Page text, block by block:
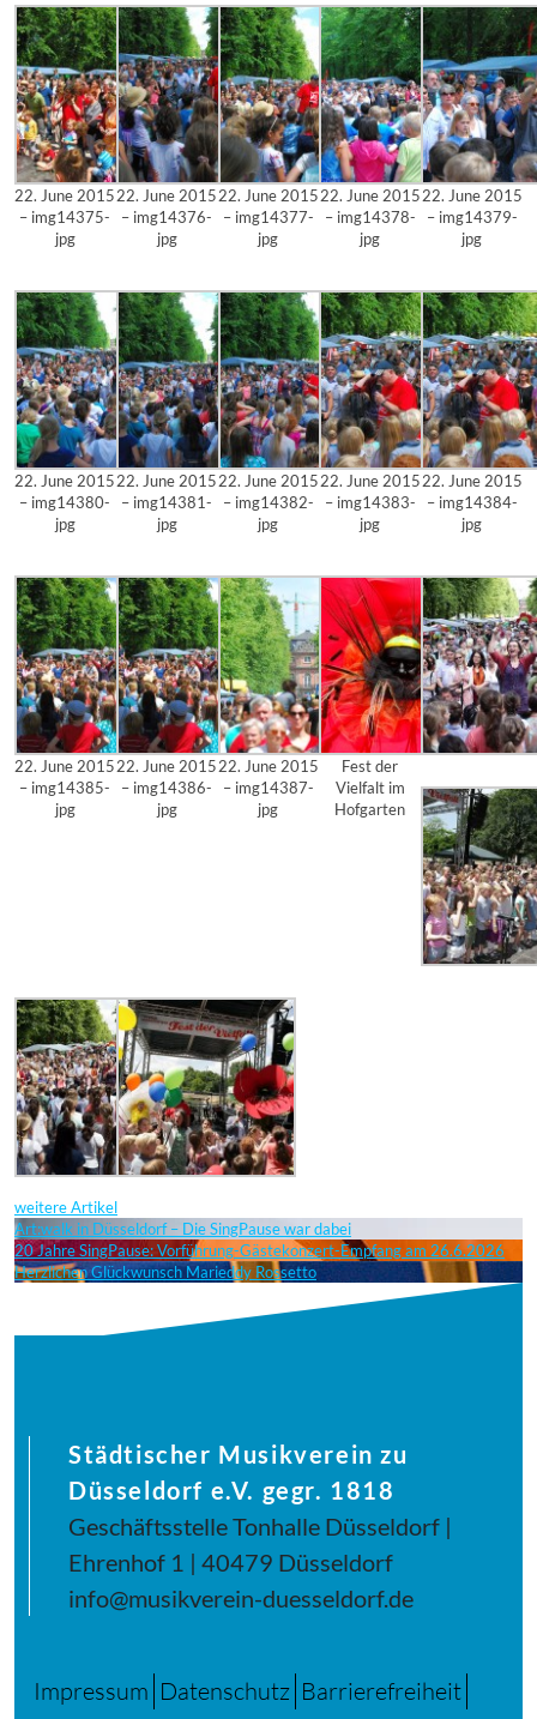
22. June 2015
– img14375-
jpg
22. June 2015
– img14376-
jpg
22. June 2015
– img14377-
jpg
22. June 2015
– img14378-
jpg
22. June 2015
– img14379-
jpg
22. June 2015
– img14380-
jpg
22. June 2015
– img14381-
jpg
22. June 2015
– img14382-
jpg
22. June 2015
– img14383-
jpg
22. June 2015
– img14384-
jpg
22. June 2015
– img14385-
jpg
22. June 2015
– img14386-
jpg
22. June 2015
– img14387-
jpg
Fest der
Vielfalt im
Hofgarten
weitere Artikel
Art:walk in Düsseldorf – Die SingPause war dabei
20 Jahre SingPause: Vorführung-Gästekonzert-Empfang am 26.6.2026
Herzlichen Glückwunsch Marieddy Rossetto
Städtischer Musikverein zu
Düsseldorf e.V. gegr. 1818
Geschäftsstelle Tonhalle Düsseldorf |
Ehrenhof 1 | 40479 Düsseldorf
info@musikverein-duesseldorf.de
Impressum Datenschutz Barrierefreiheit